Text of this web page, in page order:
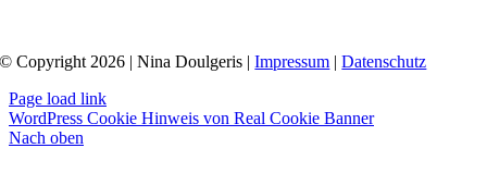
© Copyright 2026 | Nina Doulgeris |Impressum |Datenschutz
Page load link
WordPress Cookie Hinweis von Real Cookie Banner
Nach oben